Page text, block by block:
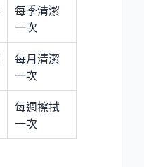
每季清潔
一次
每月清潔
一次
每週擦拭
一次